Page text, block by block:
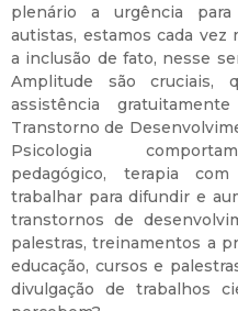
plenário a urgência
autistas, estamos cada vez
a inclusão de fato, nesse
Amplitude são cruciais,
assistência
Transtorno de
Psicologia
pedagógico, terapia
trabalhar para difundir e
transtornos de
palestras, treinamentos a
educação, cursos e
divulgação de trabalhos